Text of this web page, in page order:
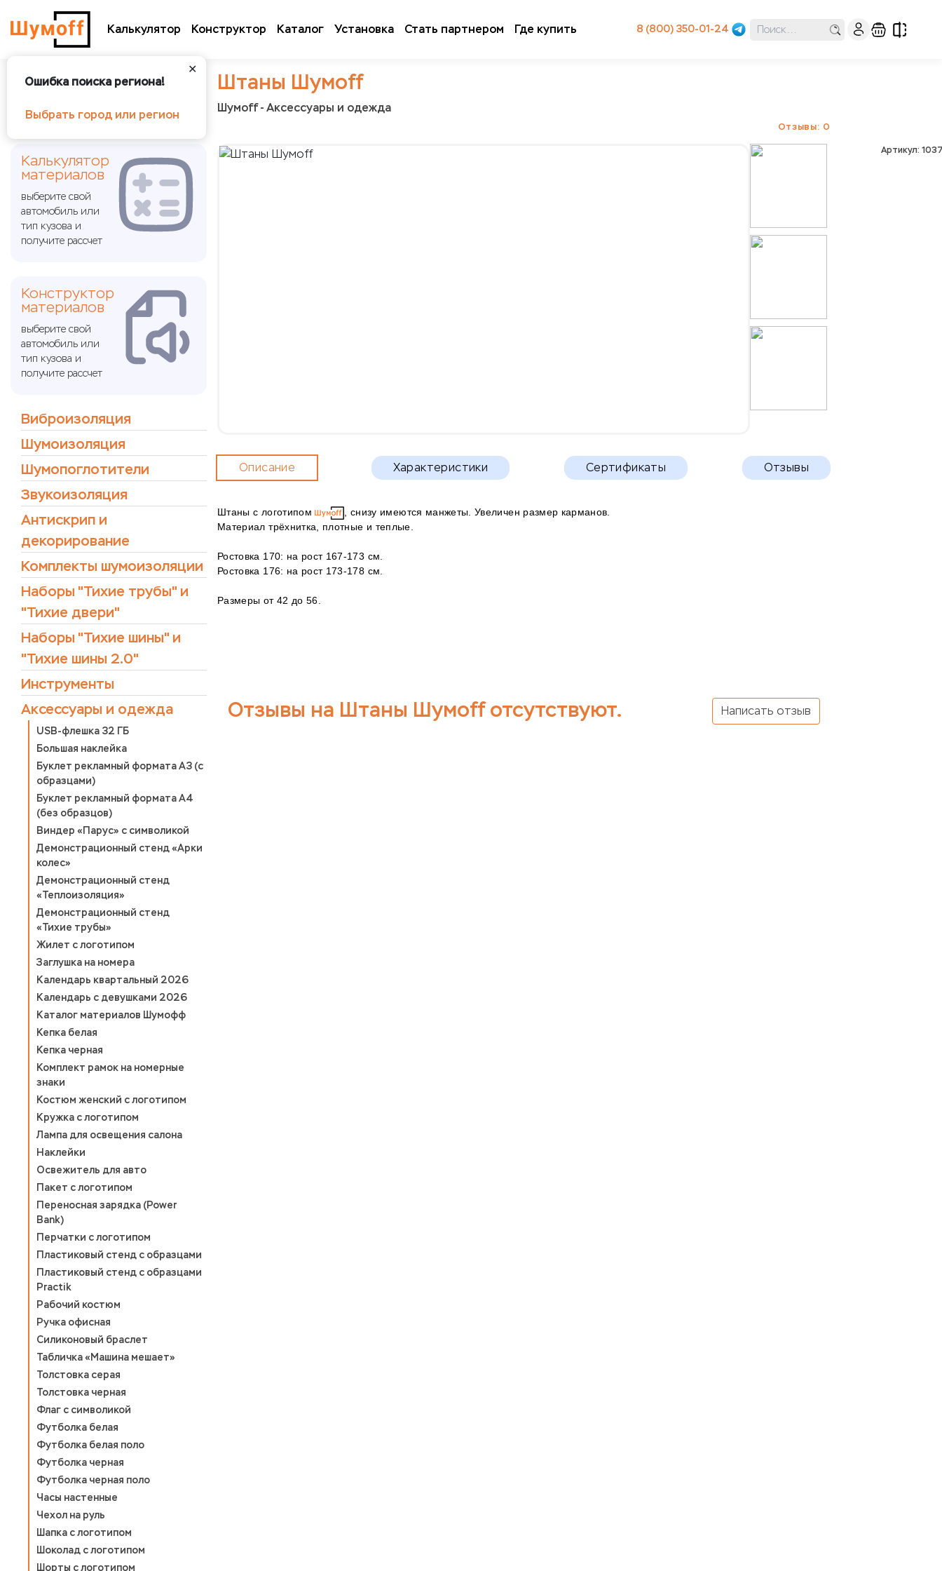
Калькулятор Конструктор Каталог Установка Стать партнером Где купить 8 (800) 350-01-24
✕
Ошибка поиска региона!
Выбрать город или регион
Штаны Шумoff
Шумoff - Аксессуары и одежда
Отзывы: 0
Калькулятор
материалов
выберите свой
автомобиль или
тип кузова и
получите рассчет
Конструктор
материалов
выберите свой
автомобиль или
тип кузова и
получите рассчет
Виброизоляция
Шумоизоляция
Шумопоглотители
Звукоизоляция
Антискрип и
декорирование
Комплекты шумоизоляции
Наборы "Тихие трубы" и
"Тихие двери"
Наборы "Тихие шины" и
"Тихие шины 2.0"
Инструменты
Аксессуары и одежда
USB-флешка 32 ГБ
Большая наклейка
Буклет рекламный формата А3 (с
образцами)
Буклет рекламный формата А4
(без образцов)
Виндер «Парус» с символикой
Демонстрационный стенд «Арки
колес»
Демонстрационный стенд
«Теплоизоляция»
Демонстрационный стенд
«Тихие трубы»
Жилет с логотипом
Заглушка на номера
Календарь квартальный 2026
Календарь с девушками 2026
Каталог материалов Шумофф
Кепка белая
Кепка черная
Комплект рамок на номерные
знаки
Костюм женский с логотипом
Кружка с логотипом
Лампа для освещения салона
Наклейки
Освежитель для авто
Пакет с логотипом
Переносная зарядка (Power
Bank)
Перчатки с логотипом
Пластиковый стенд с образцами
Пластиковый стенд с образцами
Practik
Рабочий костюм
Ручка офисная
Силиконовый браслет
Табличка «Машина мешает»
Толстовка серая
Толстовка черная
Флаг с символикой
Футболка белая
Футболка белая поло
Футболка черная
Футболка черная поло
Часы настенные
Чехол на руль
Шапка с логотипом
Шоколад с логотипом
Шорты с логотипом
Описание Характеристики Сертификаты Отзывы
Штаны с логотипом
, снизу имеются манжеты. Увеличен размер карманов.
Материал трёхнитка, плотные и теплые.
Ростовка 170: на рост 167-173 см.
Ростовка 176: на рост 173-178 см.
Размеры от 42 до 56.
Отзывы на Штаны Шумoff отсутствуют. Написать отзыв
Артикул: